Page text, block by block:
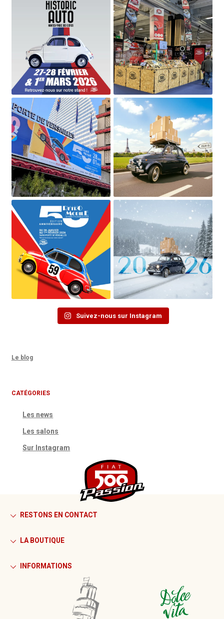
Suivez-nous sur Instagram
Le blog
CATÉGORIES
Les news
Les salons
Sur Instagram
RESTONS EN CONTACT
LA BOUTIQUE
INFORMATIONS